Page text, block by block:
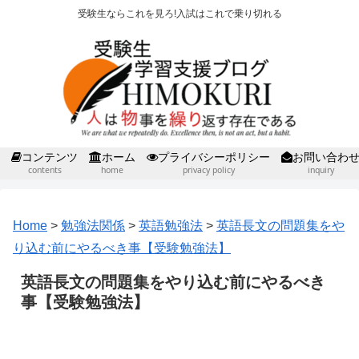
受験生ならこれを見ろ!入試はこれで乗り切れる
コンテンツ
contents
ホーム
home
プライバシーポリシー
privacy policy
お問い合わせ
inquiry
Home > 勉強法関係 > 英語勉強法 > 英語長文の問題集をや
り込む前にやるべき事【受験勉強法】
英語長文の問題集をやり込む前にやるべき
事【受験勉強法】